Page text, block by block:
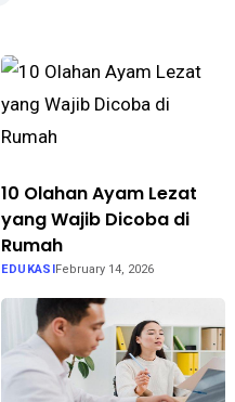
10 Olahan Ayam Lezat
yang Wajib Dicoba di
Rumah
EDUKASIFebruary 14, 2026